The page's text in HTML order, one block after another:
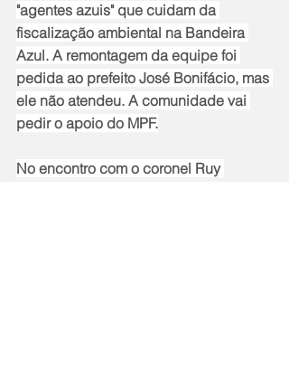
"agentes azuis" que cuidam da
fiscalização ambiental na Bandeira
Azul. A remontagem da equipe foi
pedida ao prefeito José Bonifácio, mas
ele não atendeu. A comunidade vai
pedir o apoio do MPF.
No encontro com o coronel Ruy